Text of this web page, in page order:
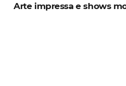
Arte impressa e shows